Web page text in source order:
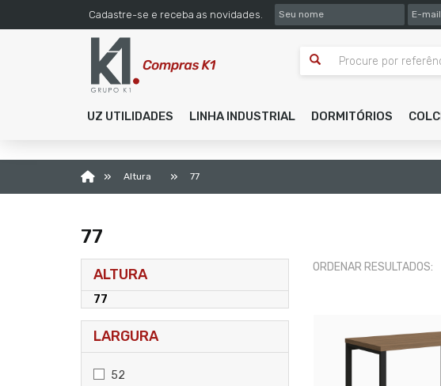
Cadastre-se e receba as novidades. SEU NOME E-MAIL
UZ UTILIDADES LINHA INDUSTRIAL DORMITÓRIOS
» Altura » 77
77
ALTURA
77
LARGURA
52
ORDENAR RESULTADOS: